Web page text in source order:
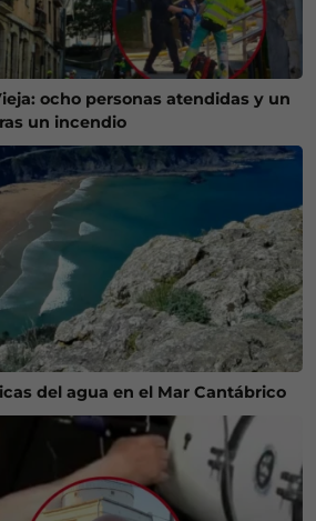
ocho personas atendidas y un
un incendio
del agua en el Mar Cantábrico